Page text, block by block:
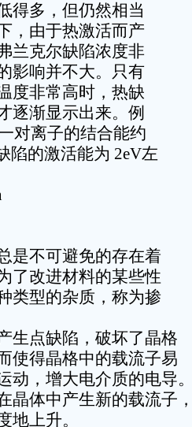
得多，但仍然相当
，由于热激活而产
兰克尔缺陷浓度非
影响并不大。只有
度非常高时，热缺
逐渐显示出来。例
对离子的结合能约
陷的激活能为 2eV左
是不可避免的存在着
了改进材料的某些性
类型的杂质，称为掺
生点缺陷，破坏了晶格
使得晶格中的载流子易
动，增大电介质的电导
晶体中产生新的载流子
地上升。